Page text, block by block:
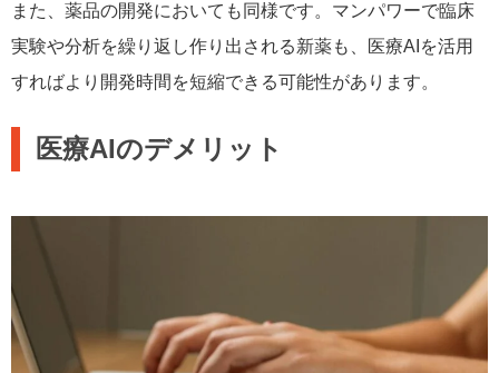
また、薬品の開発においても同様です。マンパワーで臨床
実験や分析を繰り返し作り出される新薬も、医療AIを活用
すればより開発時間を短縮できる可能性があります。
医療AIのデメリット